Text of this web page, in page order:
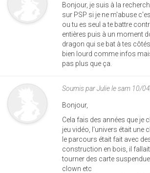
Bonjour, je suis à la
sur PSP si je ne m'abuse
ou tu es seul a te battre
entières puis à un moment
dragon qui se bat à tes
bien lourd comme infos
pas plus que ça.
Soumis parJuliele sam 10/
Bonjour,
Cela fais des années que je
jeu vidéo, l'univers était une
le parcours était fait avec
construction en bois, il
tourner des carte
clown etc